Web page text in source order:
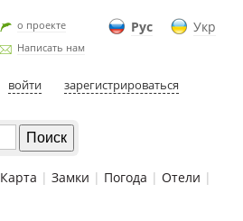
Рус Укр
о проекте
Написать нам
войти зарегистрироваться
Карта | Замки | Погода | Отели |